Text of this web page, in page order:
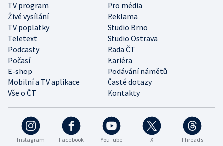
Instagram Facebook YouTube X Threads
TV program
Pro média
Živé vysílání
Reklama
TV poplatky
Studio Brno
Teletext
Studio Ostrava
Podcasty
Rada ČT
Počasí
Kariéra
E-shop
Podávání námětů
Mobilní a TV aplikace
Časté dotazy
Vše o ČT
Kontakty